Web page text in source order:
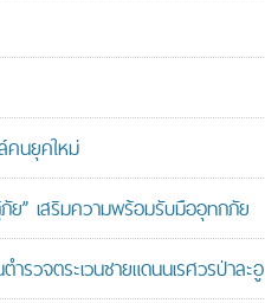
คนยุคใหม่
” เสริมความพร้อมรับมืออุทกภัย
วจตระเวนชายแดนนเรศวรป่าละอู